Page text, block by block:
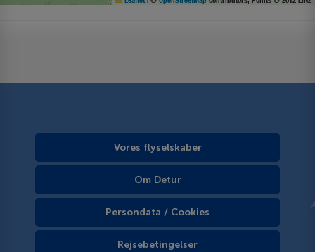
Vores flyselskaber
Om Detur
Persondata / Cookies
Rejsebetingelser